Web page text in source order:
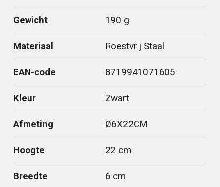
Gewicht 190 g
Materiaal Roestvrij Staal
EAN-code 8719941071605
Kleur Zwart
Afmeting Ø6X22CM
Hoogte 22 cm
Breedte 6 cm